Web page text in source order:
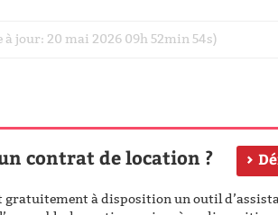
jour: 20 mai 2026 09h 52min 54s)
contrat de location ?
gratuitement à disposition un outil